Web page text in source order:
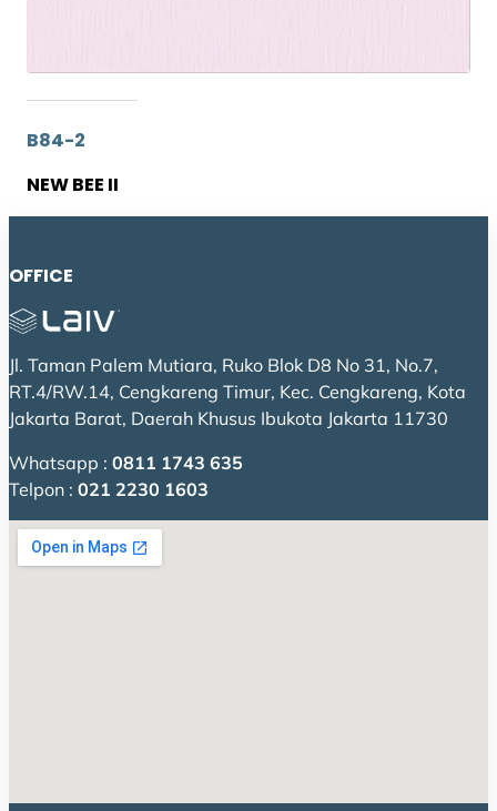
B84-2
NEW BEE II
OFFICE
Jl. Taman Palem Mutiara, Ruko Blok D8 No 31, No.7,
RT.4/RW.14, Cengkareng Timur, Kec. Cengkareng, Kota
Jakarta Barat, Daerah Khusus Ibukota Jakarta 11730
Whatsapp : 0811 1743 635
Telpon : 021 2230 1603